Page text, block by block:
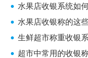
水果店收银系统如
水果店收银称的这
生鲜超市称重收银
超市中常用的收银